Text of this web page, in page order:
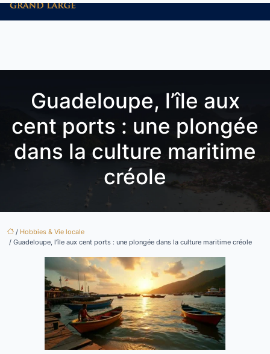
Guadeloupe, l’île aux
cent ports : une plongée
dans la culture maritime
créole
/ Hobbies & Vie locale
/ Guadeloupe, l’île aux cent ports : une plongée dans la culture maritime créole